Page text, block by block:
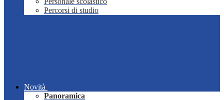
Percorsi di studio
Novità
Panoramica